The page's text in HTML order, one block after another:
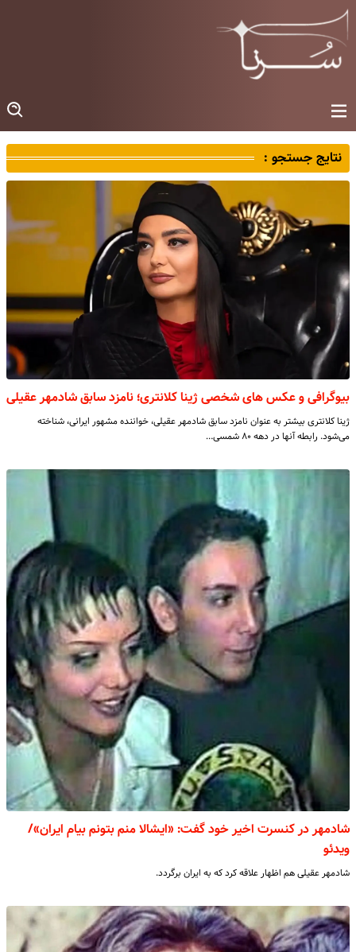
نتایج جستجو :
بیوگرافی و عکس های شخصی ژینا کلانتری؛ نامزد سابق شادمهر عقیلی
ژینا کلانتری بیشتر به عنوان نامزد سابق شادمهر عقیلی، خواننده مشهور ایرانی، شناخته
می‌شود. رابطه آنها در دهه ۸۰ شمسی…
شادمهر در کنسرت اخیر خود گفت: «ایشالا منم بتونم بیام ایران»/
ویدئو
شادمهر عقیلی هم اظهار علاقه کرد که به ایران برگردد.